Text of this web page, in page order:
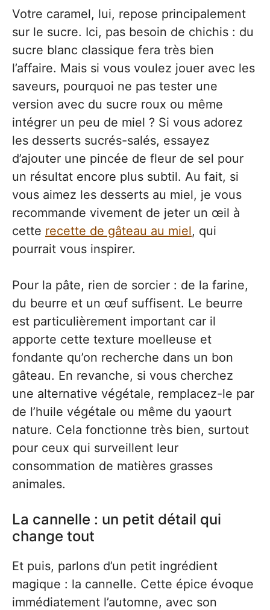
Votre caramel, lui, repose principalement
sur le sucre. Ici, pas besoin de chichis : du
sucre blanc classique fera très bien
l’affaire. Mais si vous voulez jouer avec les
saveurs, pourquoi ne pas tester une
version avec du sucre roux ou même
intégrer un peu de miel ? Si vous adorez
les desserts sucrés-salés, essayez
d’ajouter une pincée de fleur de sel pour
un résultat encore plus subtil. Au fait, si
vous aimez les desserts au miel, je vous
recommande vivement de jeter un œil à
cette recette de gâteau au miel, qui
pourrait vous inspirer.
Pour la pâte, rien de sorcier : de la farine,
du beurre et un œuf suffisent. Le beurre
est particulièrement important car il
apporte cette texture moelleuse et
fondante qu’on recherche dans un bon
gâteau. En revanche, si vous cherchez
une alternative végétale, remplacez-le par
de l’huile végétale ou même du yaourt
nature. Cela fonctionne très bien, surtout
pour ceux qui surveillent leur
consommation de matières grasses
animales.
La cannelle : un petit détail qui
change tout
Et puis, parlons d’un petit ingrédient
magique : la cannelle. Cette épice évoque
immédiatement l’automne, avec son